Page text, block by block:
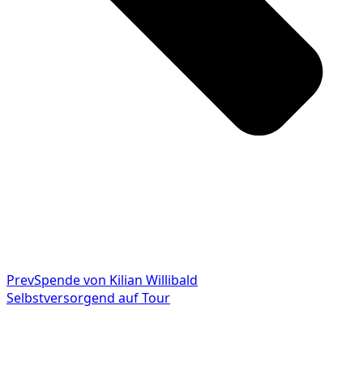
PrevSpende von Kilian Willibald
Selbstversorgend auf Tour